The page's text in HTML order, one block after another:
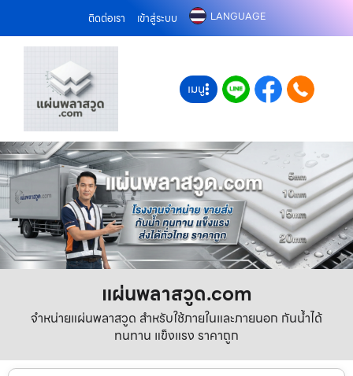
ติดต่อเรา เข้าสู่ระบบ LANGUAGE
เมนู
แผ่นพลาสวูด.com
จำหน่ายแผ่นพลาสวูด สำหรับใช้ภายในและภายนอก กันน้ำได้
ทนทาน แข็งแรง ราคาถูก